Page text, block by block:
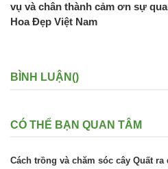
vụ và chân thành cảm ơn sự
Hoa Đẹp Việt Nam
BÌNH LUẬN()
CÓ THỂ BẠN QUAN TÂM
Cách trồng và chăm sóc cây Quất